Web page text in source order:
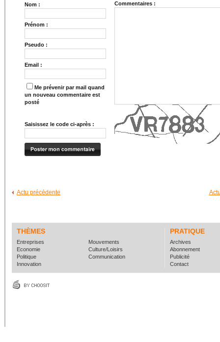
Nom :
Prénom :
Pseudo :
Email :
Me prévenir par mail quand
un nouveau commentaire est
posté
Saisissez le code ci-après :
Commentaires :
Actu précédente
THÈMES PRATIQUE
Entreprises
Economie
Politique
Innovation
Mouvements
Culture/Loisirs
Communication
Archives
Abonnement
Publicité
Contact